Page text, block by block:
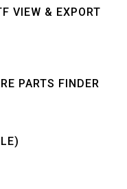
VIEW & EXPORT
PARTS FINDER